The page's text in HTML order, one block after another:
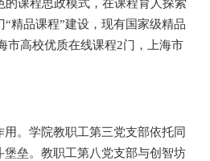
课程思政模式，在课程育人探索
精品课程”建设，现有国家级精品
市高校优质在线课程2门，上海市
。学院教职工第三党支部依托同
垒。教职工第八党支部与创智坊